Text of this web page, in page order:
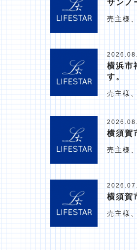
サンノ
売主様
横浜市
す。
売主様
横須賀
売主様
横須賀
売主様